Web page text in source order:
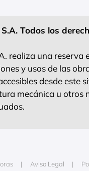
Todos los
realiza una reserva
y usos de las
desde este
mecánica u otros
Aviso Legal